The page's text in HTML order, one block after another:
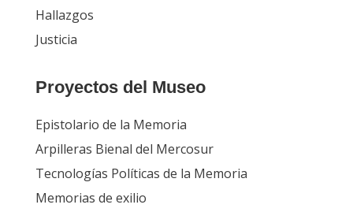
Hallazgos
Justicia
Proyectos del Museo
Epistolario de la Memoria
Arpilleras Bienal del Mercosur
Tecnologías Políticas de la Memoria
Memorias de exilio